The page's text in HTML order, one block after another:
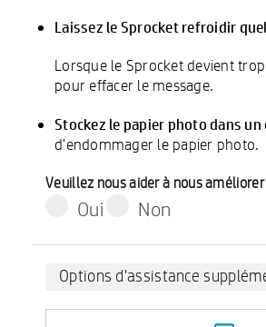
Laissez le Sprocket refroidir
Lorsque le Sprocket devient
pour effacer le message.
Stockez le papier photo dans
d'endommager le papier photo.
Veuillez nous aider à nous
Oui Non
Options d'assistance